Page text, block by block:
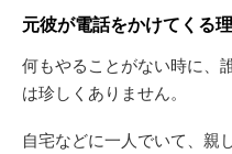
元彼が電話をかけてくる
何もやることがない時に、
は珍しくありません。
自宅などに一人でいて、親